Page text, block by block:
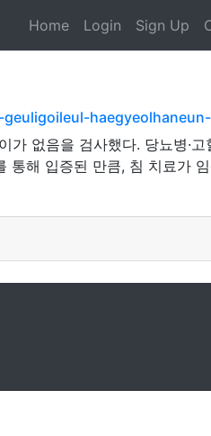
Home Login Sign Up
없음을 검사했다. 당뇨병·고
통해 입증된 만큼, 침 치료가